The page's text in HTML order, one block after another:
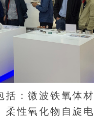
：微波铁氧体材
柔性氧化物自旋电